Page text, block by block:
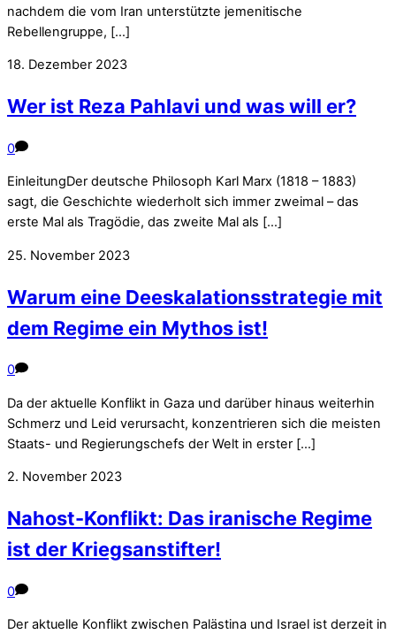
nachdem die vom Iran unterstützte jemenitische
Rebellengruppe, […]
18. Dezember 2023
Wer ist Reza Pahlavi und was will er?
0
EinleitungDer deutsche Philosoph Karl Marx (1818 – 1883)
sagt, die Geschichte wiederholt sich immer zweimal – das
erste Mal als Tragödie, das zweite Mal als […]
25. November 2023
Warum eine Deeskalationsstrategie mit
dem Regime ein Mythos ist!
0
Da der aktuelle Konflikt in Gaza und darüber hinaus weiterhin
Schmerz und Leid verursacht, konzentrieren sich die meisten
Staats- und Regierungschefs der Welt in erster […]
2. November 2023
Nahost-Konflikt: Das iranische Regime
ist der Kriegsanstifter!
0
Der aktuelle Konflikt zwischen Palästina und Israel ist derzeit in